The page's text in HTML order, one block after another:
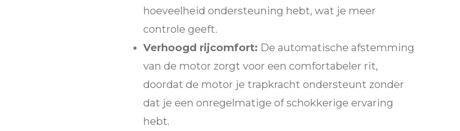
hoeveelheid ondersteuning hebt, wat je meer
controle geeft.
Verhoogd rijcomfort: De automatische afstemming
van de motor zorgt voor een comfortabeler rit,
doordat de motor je trapkracht ondersteunt zonder
dat je een onregelmatige of schokkerige ervaring
hebt.